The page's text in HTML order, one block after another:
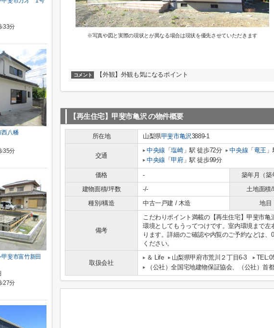
※写真や図と実際の現状とが異なる場合は現状を優先させていただきます
コメント 【外観】外観も気になるポイント
【再生住宅】甲斐市亀沢の物件概要
所在地 山梨県甲斐市亀沢3889-1
交通
中央線 「塩崎」駅 徒歩72分 中央線 「 竜王
中央線 「甲府」駅 徒歩99分
価格 - 築年月（築
建物面積/坪数
-/- 土地面積/
種別/構造
中古一戸建 / 木造 地目
備考
こだわりポイント満載の【再生住宅】甲斐市
環境としてもうってつけです。室内環境まで
ります。詳細のご確認や内覧のご予約などは、
ください。
取扱会社
＆ Life 山梨県甲府市荒川２丁目6-3
（公社）全国宅地建物保証協会、（公社）首
33分
西八幡
35分
甲斐市富竹新田
27分